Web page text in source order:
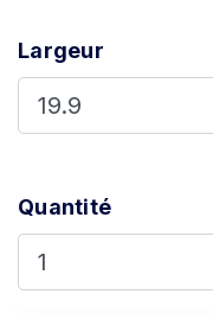
Largeur
Quantité